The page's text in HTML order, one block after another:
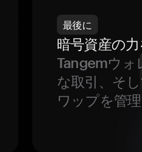
最後に
暗号資産の
Tangemウォ
な取引、そ
ワップを管